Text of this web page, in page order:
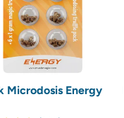
Microdosis Energy